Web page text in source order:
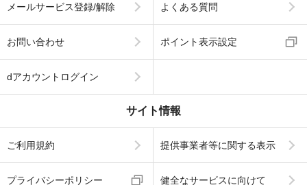
メールサービス登録/解除 よくある質問
お問い合わせ ポイント表示設定
dアカウントログイン
サイト情報
ご利用規約 提供事業者等に関する表示
プライバシーポリシー 健全なサービスに向けて